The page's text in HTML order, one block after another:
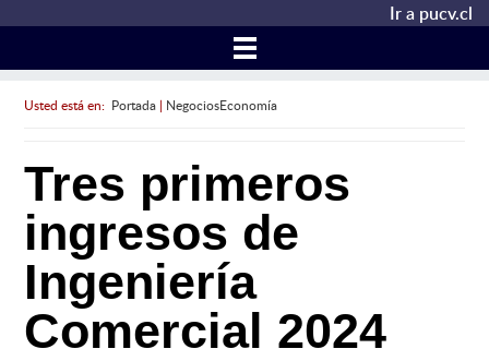
Ir a pucv.cl
Usted está en: Portada| NegociosEconomía
Tres primeros
ingresos de
Ingeniería
Comercial 2024